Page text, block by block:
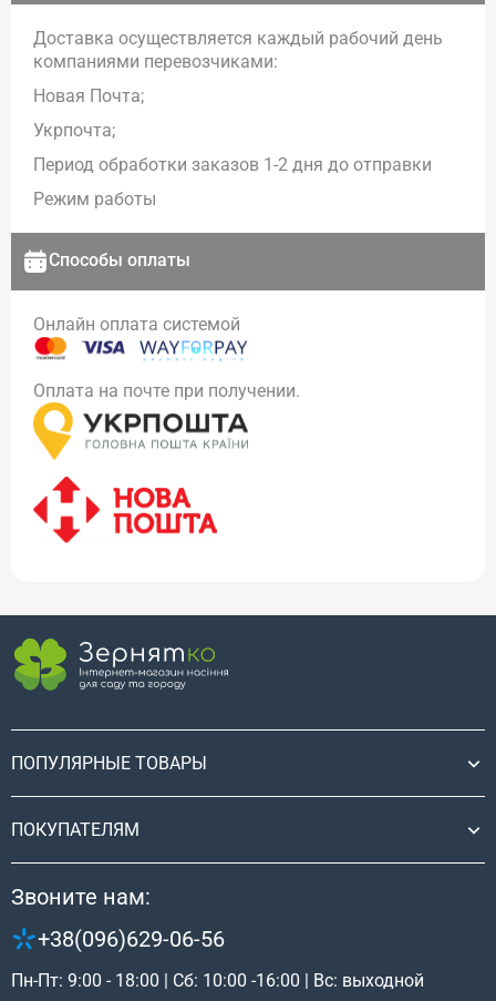
Доставка осуществляется каждый рабочий день
компаниями перевозчиками:
Новая Почта;
Укрпочта;
Период обработки заказов 1-2 дня до отправки
Режим работы
Способы оплаты
Онлайн оплата системой
Оплата на почте при получении.
ПОПУЛЯРНЫЕ ТОВАРЫ
ПОКУПАТЕЛЯМ
Звоните нам:
+38(096)629-06-56
Пн-Пт: 9:00 - 18:00 | Сб: 10:00 -16:00 | Вс: выходной